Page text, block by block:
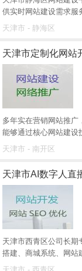
供实时网站建设需求服
天津市 - 静海区
天津市定制化网站
多年实在营销网站推
能够通过核心网站建设
天津市 - 南开区
天津市AI数字人直
天津市西青区公司长
搭建、商城系统、网站